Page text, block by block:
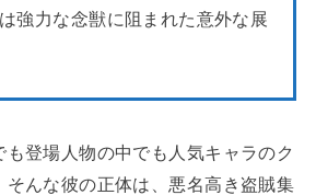
強力な念獣に阻まれた意外な展
登場人物の中でも人気キャラのク
そんな彼の正体は、悪名高き盗賊集